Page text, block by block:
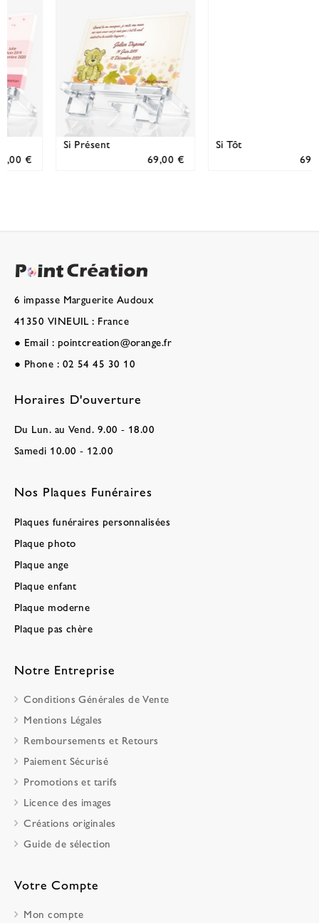
69,00 €
Veille d’ange
69,00 €
6 impasse Marguerite Audoux
41350 VINEUIL : France
● Email : pointcreation@orange.fr
● Phone : 02 54 45 30 10
Horaires D'ouverture
Du Lun. au Vend. 9.00 - 18.00
Samedi 10.00 - 12.00
Nos Plaques Funéraires
Plaques funéraires personnalisées
Plaque photo
Plaque ange
Plaque enfant
Plaque moderne
Plaque pas chère
Notre Entreprise
Conditions Générales de Vente
Mentions Légales
Remboursements et Retours
Paiement Sécurisé
Promotions et tarifs
Licence des images
Créations originales
Guide de sélection
Votre Compte
Mon compte